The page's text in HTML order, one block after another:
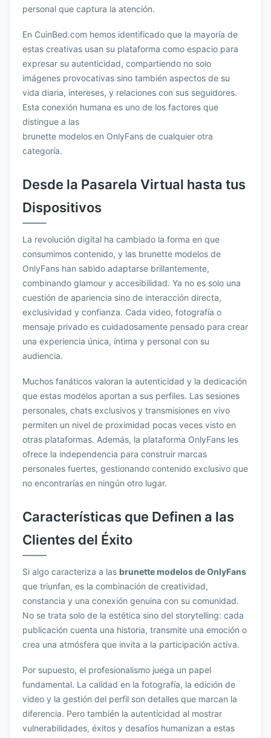
personal que captura la atención.
En CuinBed.com hemos identificado que la mayoría de
estas creativas usan su plataforma como espacio para
expresar su autenticidad, compartiendo no solo
imágenes provocativas sino también aspectos de su
vida diaria, intereses, y relaciones con sus seguidores.
Esta conexión humana es uno de los factores que
distingue a las
brunette modelos en OnlyFans de cualquier otra
categoría.
Desde la Pasarela Virtual hasta tus
Dispositivos
La revolución digital ha cambiado la forma en que
consumimos contenido, y las brunette modelos de
OnlyFans han sabido adaptarse brillantemente,
combinando glamour y accesibilidad. Ya no es solo una
cuestión de apariencia sino de interacción directa,
exclusividad y confianza. Cada video, fotografía o
mensaje privado es cuidadosamente pensado para crear
una experiencia única, íntima y personal con su
audiencia.
Muchos fanáticos valoran la autenticidad y la dedicación
que estas modelos aportan a sus perfiles. Las sesiones
personales, chats exclusivos y transmisiones en vivo
permiten un nivel de proximidad pocas veces visto en
otras plataformas. Además, la plataforma OnlyFans les
ofrece la independencia para construir marcas
personales fuertes, gestionando contenido exclusivo que
no encontrarías en ningún otro lugar.
Características que Definen a las
Clientes del Éxito
Si algo caracteriza a las brunette modelos de OnlyFans
que triunfan, es la combinación de creatividad,
constancia y una conexión genuina con su comunidad.
No se trata solo de la estética sino del storytelling: cada
publicación cuenta una historia, transmite una emoción o
crea una atmósfera que invita a la participación activa.
Por supuesto, el profesionalismo juega un papel
fundamental. La calidad en la fotografía, la edición de
video y la gestión del perfil son detalles que marcan la
diferencia. Pero también la autenticidad al mostrar
vulnerabilidades, éxitos y desafíos humanizan a estas